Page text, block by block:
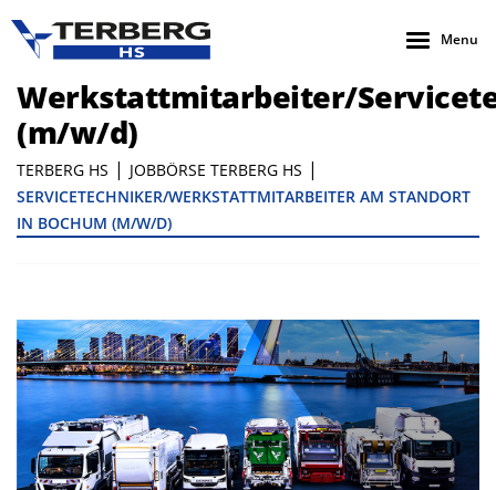
Menu
Werkstattmitarbeiter/
(m/w/d)
TERBERG HS | JOBBÖRSE TERBERG HS |
SERVICETECHNIKER/WERKSTATTMITARBEITER AM STANDORT
IN BOCHUM (M/W/D)